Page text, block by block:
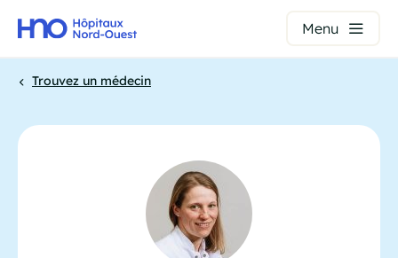
principal
Menu
d'Ariane
Trouvez un médecin